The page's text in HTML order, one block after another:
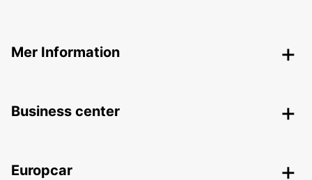
Mer Information
Business center
Europcar